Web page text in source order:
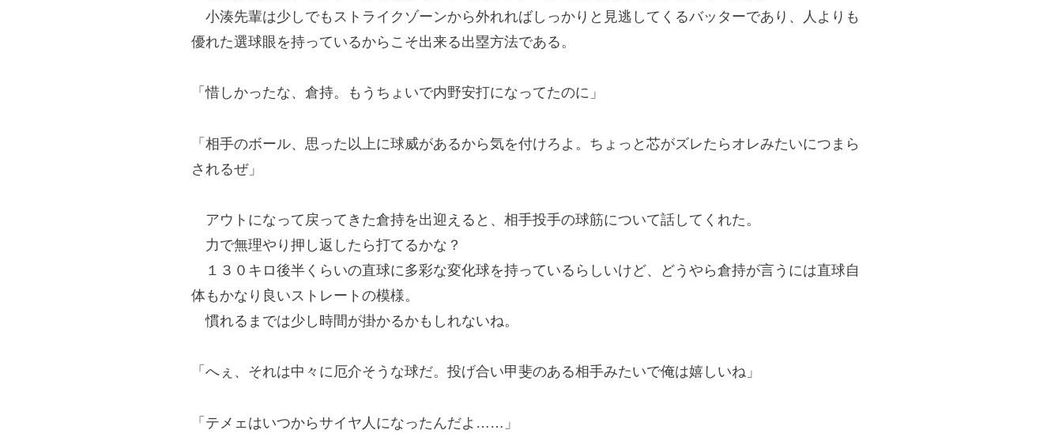
小湊先輩は少しでもストライクゾーンから外れればしっかりと見逃してくるバッターであり、人よりも
優れた選球眼を持っているからこそ出来る出塁方法である。
「惜しかったな、倉持。もうちょいで内野安打になってたのに」
「相手のボール、思った以上に球威があるから気を付けろよ。ちょっと芯がズレたらオレみたいにつまら
されるぜ」
アウトになって戻ってきた倉持を出迎えると、相手投手の球筋について話してくれた。
力で無理やり押し返したら打てるかな？
１３０キロ後半くらいの直球に多彩な変化球を持っているらしいけど、どうやら倉持が言うには直球自
体もかなり良いストレートの模様。
慣れるまでは少し時間が掛かるかもしれないね。
「へぇ、それは中々に厄介そうな球だ。投げ合い甲斐のある相手みたいで俺は嬉しいね」
「テメェはいつからサイヤ人になったんだよ……」